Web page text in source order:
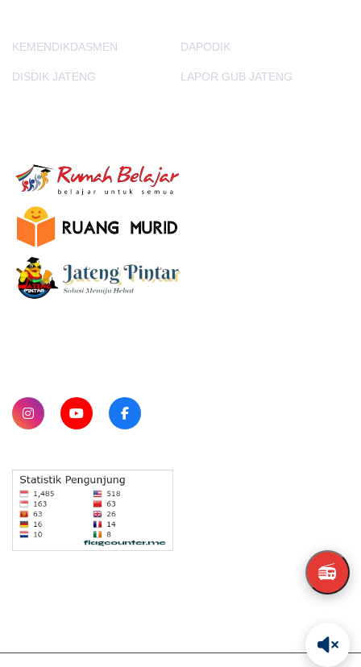
📻
KEMENDIKDASMEN DAPODIK
DISDIK JATENG LAPOR GUB JATENG